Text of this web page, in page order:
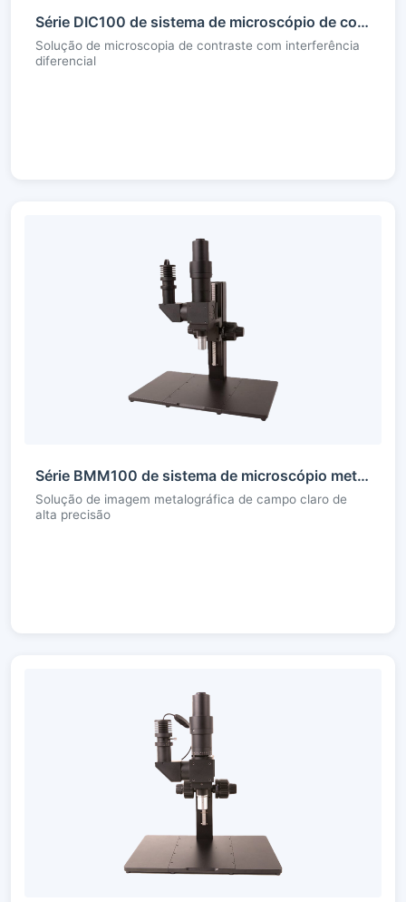
Série DIC100 de sistema de microscópio de contraste de interferência diferencial
Solução de microscopia de contraste com interferência
diferencial
Série BMM100 de sistema de microscópio metalográfico de campo claro
Solução de imagem metalográfica de campo claro de
alta precisão